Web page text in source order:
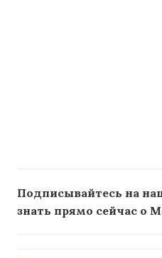
Подписывайтесь на
знать прямо сейчас о